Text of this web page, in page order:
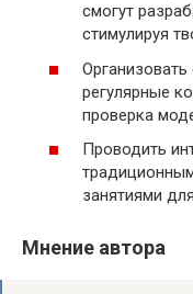
смогут
стимулируя
регулярные
проверка
Проводить
занятиями
Мнение автора